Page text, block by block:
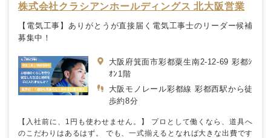
株式会社クラシアンホールディングス 北大阪営業
【電気工事】ありがとうが直接届く電気工事士のリーダー候補
募集中！
大阪府箕面市彩都粟生南2-12-69 彩都ｼ
ｵﾝ1階
大阪モノレール彩都線 彩都西駅から徒
歩約8分
【入社前に、1円も使わせません。】 プロとして働くなら、道具へ
のこだわりはあるはず。 でも、一式揃えるとなれば大きな出費です